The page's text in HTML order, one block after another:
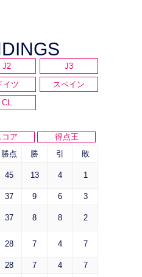
J2
J3
イツ
スペイン
CL
コア
得点王
勝点 勝 引 敗
45 13 4 1
37 9 6 3
37 8 8 2
28 7 4 7
28 7 4 7